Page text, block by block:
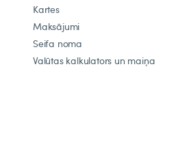
Kartes
Maksājumi
Seifa noma
Valūtas kalkulators un maiņa